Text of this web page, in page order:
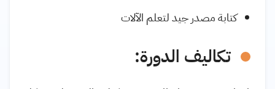
كتابة مصدر جيد لتعلم الآلات
تكاليف الدورة: